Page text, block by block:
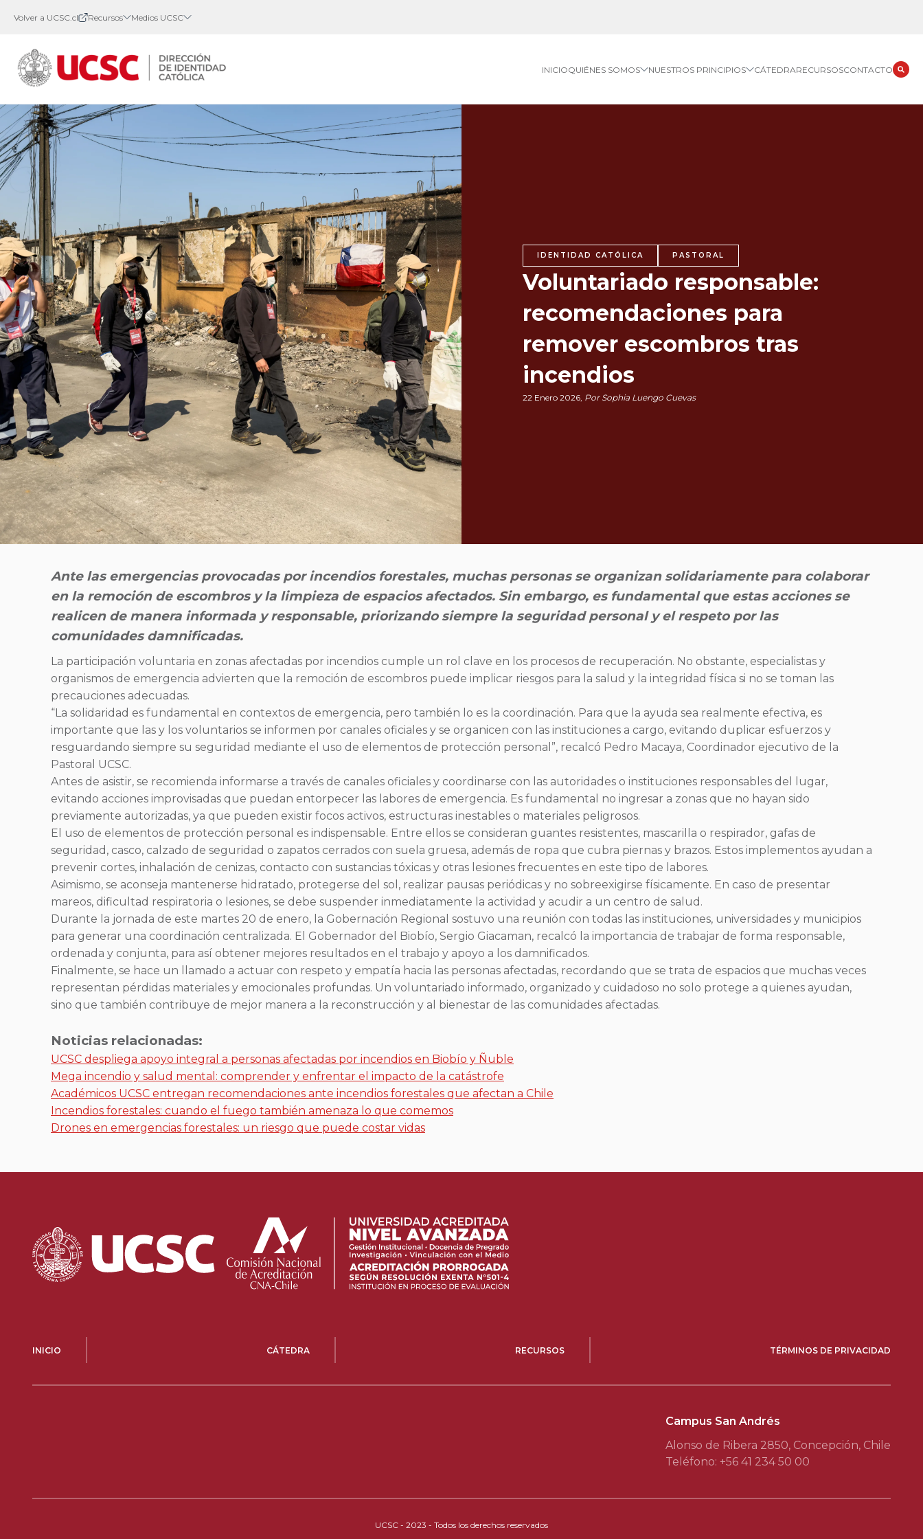
Volver a UCSC.cl Recursos Medios UCSC
INICIOQUIÉNES SOMOS NUESTROS PRINCIPIOS CÁTEDRARECURSOSCONTACTO
IDENTIDAD CATÓLICA PASTORAL
Voluntariado responsable:
recomendaciones para
remover escombros tras
incendios
22 Enero 2026, Por Sophia Luengo Cuevas
Ante las emergencias provocadas por incendios forestales, muchas personas se organizan solidariamente para colaborar
en la remoción de escombros y la limpieza de espacios afectados. Sin embargo, es fundamental que estas acciones se
realicen de manera informada y responsable, priorizando siempre la seguridad personal y el respeto por las
comunidades damnificadas.
La participación voluntaria en zonas afectadas por incendios cumple un rol clave en los procesos de recuperación. No obstante, especialistas y
organismos de emergencia advierten que la remoción de escombros puede implicar riesgos para la salud y la integridad física si no se toman las
precauciones adecuadas.
“La solidaridad es fundamental en contextos de emergencia, pero también lo es la coordinación. Para que la ayuda sea realmente efectiva, es
importante que las y los voluntarios se informen por canales oficiales y se organicen con las instituciones a cargo, evitando duplicar esfuerzos y
resguardando siempre su seguridad mediante el uso de elementos de protección personal”, recalcó Pedro Macaya, Coordinador ejecutivo de la
Pastoral UCSC.
Antes de asistir, se recomienda informarse a través de canales oficiales y coordinarse con las autoridades o instituciones responsables del lugar,
evitando acciones improvisadas que puedan entorpecer las labores de emergencia. Es fundamental no ingresar a zonas que no hayan sido
previamente autorizadas, ya que pueden existir focos activos, estructuras inestables o materiales peligrosos.
El uso de elementos de protección personal es indispensable. Entre ellos se consideran guantes resistentes, mascarilla o respirador, gafas de
seguridad, casco, calzado de seguridad o zapatos cerrados con suela gruesa, además de ropa que cubra piernas y brazos. Estos implementos ayudan a
prevenir cortes, inhalación de cenizas, contacto con sustancias tóxicas y otras lesiones frecuentes en este tipo de labores.
Asimismo, se aconseja mantenerse hidratado, protegerse del sol, realizar pausas periódicas y no sobreexigirse físicamente. En caso de presentar
mareos, dificultad respiratoria o lesiones, se debe suspender inmediatamente la actividad y acudir a un centro de salud.
Durante la jornada de este martes 20 de enero, la Gobernación Regional sostuvo una reunión con todas las instituciones, universidades y municipios
para generar una coordinación centralizada. El Gobernador del Biobío, Sergio Giacaman, recalcó la importancia de trabajar de forma responsable,
ordenada y conjunta, para así obtener mejores resultados en el trabajo y apoyo a los damnificados.
Finalmente, se hace un llamado a actuar con respeto y empatía hacia las personas afectadas, recordando que se trata de espacios que muchas veces
representan pérdidas materiales y emocionales profundas. Un voluntariado informado, organizado y cuidadoso no solo protege a quienes ayudan,
sino que también contribuye de mejor manera a la reconstrucción y al bienestar de las comunidades afectadas.
Noticias relacionadas:
UCSC despliega apoyo integral a personas afectadas por incendios en Biobío y Ñuble
Mega incendio y salud mental: comprender y enfrentar el impacto de la catástrofe
Académicos UCSC entregan recomendaciones ante incendios forestales que afectan a Chile
Incendios forestales: cuando el fuego también amenaza lo que comemos
Drones en emergencias forestales: un riesgo que puede costar vidas
INICIO CÁTEDRA RECURSOS TÉRMINOS DE PRIVACIDAD
Campus San Andrés
Alonso de Ribera 2850, Concepción, Chile
Teléfono: +56 41 234 50 00
UCSC - 2023 - Todos los derechos reservados